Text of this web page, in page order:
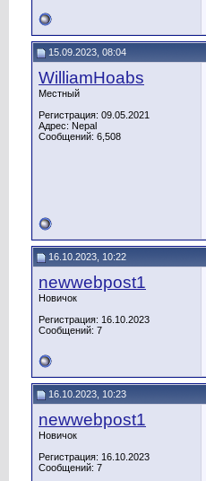
15.09.2023, 08:04
WilliamHoabs
Местный
Регистрация: 09.05.2021
Адрес: Nepal
Сообщений: 6,508
16.10.2023, 10:22
newwebpost1
Новичок
Регистрация: 16.10.2023
Сообщений: 7
16.10.2023, 10:23
newwebpost1
Новичок
Регистрация: 16.10.2023
Сообщений: 7